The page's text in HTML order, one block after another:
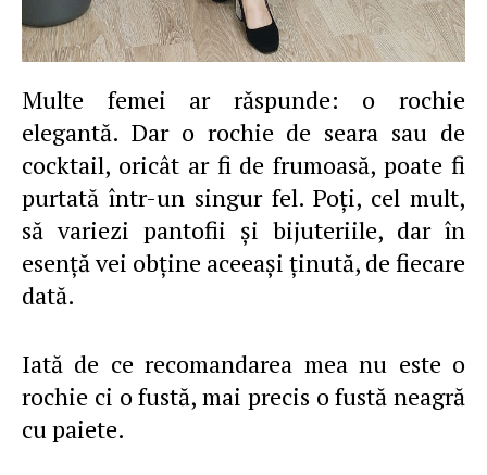
Multe femei ar răspunde: o rochie
elegantă. Dar o rochie de seara sau de
cocktail, oricât ar fi de frumoasă, poate fi
purtată într-un singur fel. Poţi, cel mult,
să variezi pantofii şi bijuteriile, dar în
esenţă vei obţine aceeaşi ţinută, de fiecare
dată.
Iată de ce recomandarea mea nu este o
rochie ci o fustă, mai precis o fustă neagră
cu paiete.